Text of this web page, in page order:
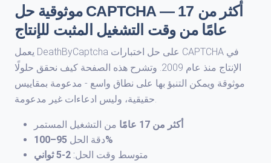
موثوقية حل CAPTCHA — أكثر من 17
عامًا من وقت التشغيل المثبت للإنتاج
يعمل DeathByCaptcha على حل اختبارات CAPTCHA في
الإنتاج منذ عام 2009. وتشرح هذه الصفحة كيف نحقق حلولًا
موثوقة ويمكن التنبؤ بها على نطاق واسع - مدعومة بمقاييس
أكثر من 17 عامًا
من التشغيل المستمر
دقة الحل95–100%
متوسط وقت الحل: 2-5 ثواني